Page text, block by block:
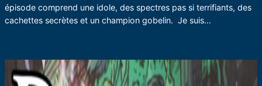
épisode comprend une idole, des spectres pas si terrifiants, des
cachettes secrètes et un champion gobelin. Je suis…